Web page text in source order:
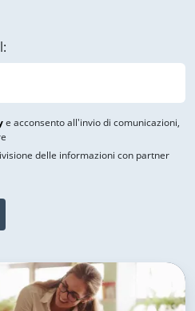
e acconsento all'invio di comunicazioni,
delle informazioni con partner